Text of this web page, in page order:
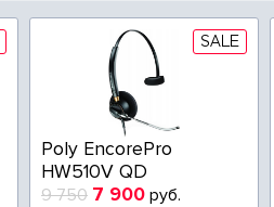
SALE
Poly EncorePro
HW510V QD
9 750 7 900 руб.